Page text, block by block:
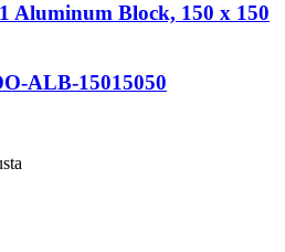
Aluminum Block, 150 x 150
ALB-15015050